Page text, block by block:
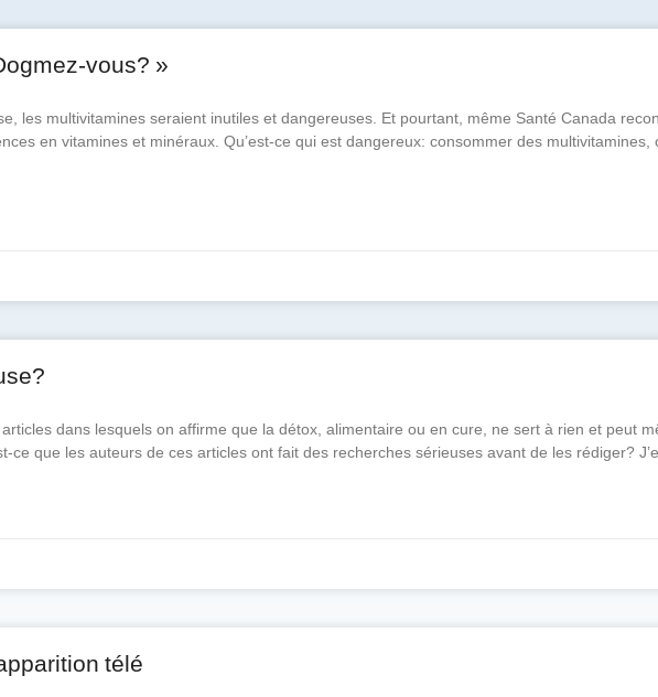
vous? »
les multivitamines seraient inutiles et dangereuses. Et pourtant, même Santé Canada
en vitamines et minéraux. Qu’est-ce qui est dangereux: consommer des multivitamines,
dans lesquels on affirme que la détox, alimentaire ou en cure, ne sert à rien et peut
ce que les auteurs de ces articles ont fait des recherches sérieuses avant de les rédiger?
télé